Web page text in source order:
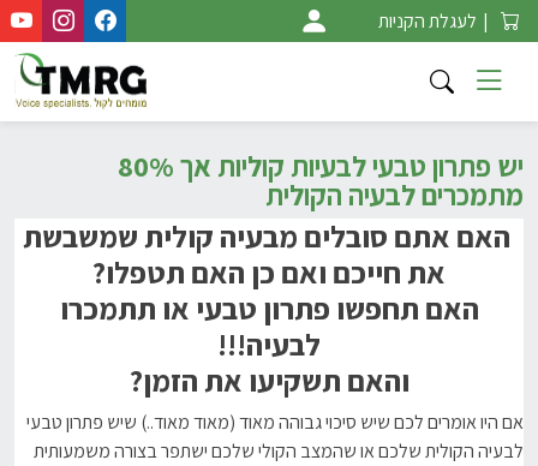
Skip
to
content
| לעגלת הקניות
יש פתרון טבעי לבעיות קוליות אך 80%
מתמכרים לבעיה הקולית
האם אתם סובלים מבעיה קולית שמשבשת
את חייכם ואם כן האם תטפלו?
האם תחפשו פתרון טבעי או תתמכרו
לבעיה!!!
והאם תשקיעו את הזמן?
אם היו אומרים לכם שיש סיכוי גבוהה מאוד (מאוד מאוד..) שיש פתרון טבעי
לבעיההקולית שלכם או שהמצב הקולי שלכם ישתפר בצורה משמעותית